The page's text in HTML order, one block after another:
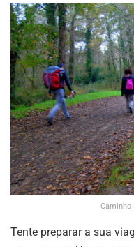
Caminho
Tente preparar a sua